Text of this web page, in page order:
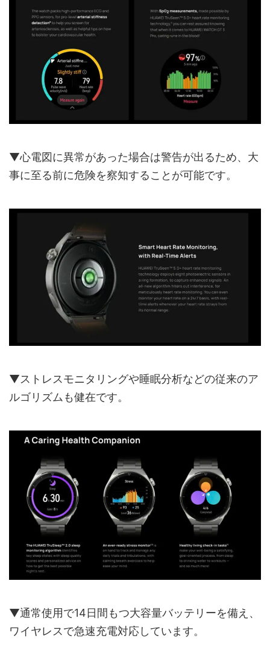
▼心電図に異常があった場合は警告が出るため、大
事に至る前に危険を察知することが可能です。
▼ストレスモニタリングや睡眠分析などの従来のア
ルゴリズムも健在です。
▼通常使用で14日間もつ大容量バッテリーを備え、
ワイヤレスで急速充電対応しています。